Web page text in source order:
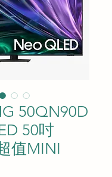
50QN90D
50吋
值MINI